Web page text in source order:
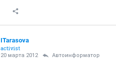
ITarasova
activist
20 марта 2012 Автоинформатор